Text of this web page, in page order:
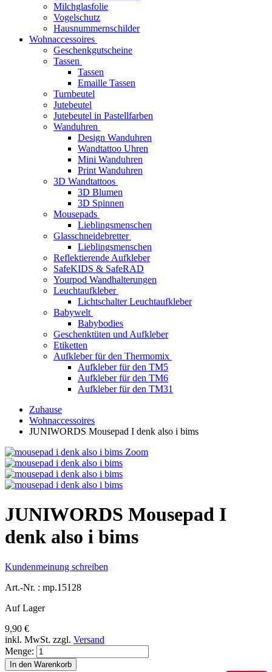
Milchglasfolie
Vogelschutz
Hausnummernschilder
Wohnaccessoires
Geschenkgutscheine
Tassen
Tassen
Emaille Tassen
Turnbeutel
Jutebeutel
Jutebeutel in Pastellfarben
Wanduhren
Design Wanduhren
Wandtattoo Uhren
Mini Wanduhren
Print Wanduhren
3D Wandtattoos
3D Blumen
3D Spinnen
Mousepads
Lieblingsmenschen
Glasschneidebretter
Lieblingsmenschen
Reflektierende Aufkleber
SafeKIDS & SafeRAD
Yourpod Wandhalterungen
Leuchtaufkleber
Lichtschalter Leuchtaufkleber
Babywelt
Babybodies
Geschenktüten und Aufkleber
Etiketten
Aufkleber für den Thermomix
Aufkleber für den TM5
Aufkleber für den TM6
Aufkleber für den TM31
Zuhause
Wohnaccessoires
JUNIWORDS Mousepad I denk also i bims
Zoom
JUNIWORDS Mousepad I
denk also i bims
Kundenmeinung schreiben
Art.-Nr. : mp.15128
Auf Lager
9,90 €
inkl. MwSt. zzgl. Versand
Menge:
In den Warenkorb